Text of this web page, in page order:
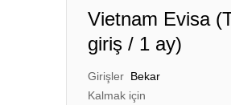
Vietnam Evisa
giriş / 1 ay)
Girişler Bekar
Kalmak için